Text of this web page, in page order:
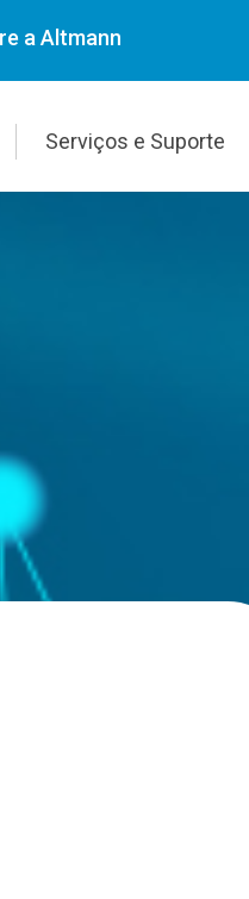
a Altmann
Serviços e Suporte